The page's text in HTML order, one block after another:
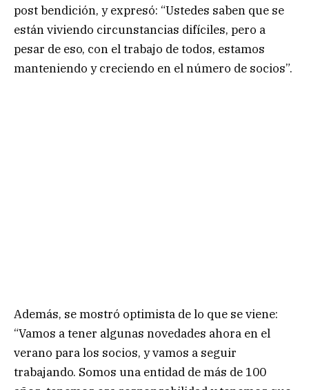
post bendición, y expresó: “Ustedes saben que se
están viviendo circunstancias difíciles, pero a
pesar de eso, con el trabajo de todos, estamos
manteniendo y creciendo en el número de socios”.
Además, se mostró optimista de lo que se viene:
“Vamos a tener algunas novedades ahora en el
verano para los socios, y vamos a seguir
trabajando. Somos una entidad de más de 100